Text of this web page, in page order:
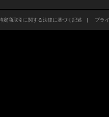
定商取引に関する法律に基づく記述 | プラ